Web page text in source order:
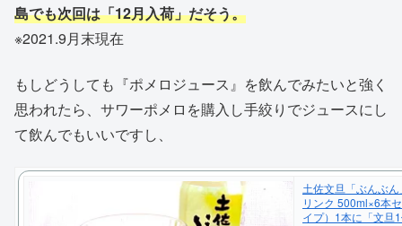
島でも次回は「12月入荷」だそう。
※2021.9月末現在
もしどうしても『ポメロジュース』を飲んでみたいと強く
思われたら、サワーポメロを購入し手絞りでジュースにし
て飲んでもいいですし、
土佐文旦「ぶんぶ
リンク 500ml×6本
イプ）1本に「文旦